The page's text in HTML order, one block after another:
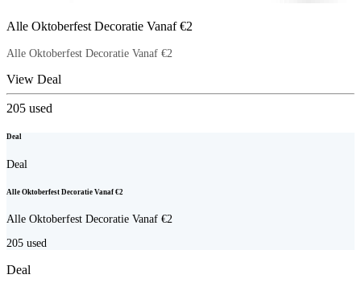
Alle Oktoberfest Decoratie Vanaf €2
Alle Oktoberfest Decoratie Vanaf €2
View Deal
205 used
Deal
Deal
Alle Oktoberfest Decoratie Vanaf €2
Alle Oktoberfest Decoratie Vanaf €2
205 used
Deal